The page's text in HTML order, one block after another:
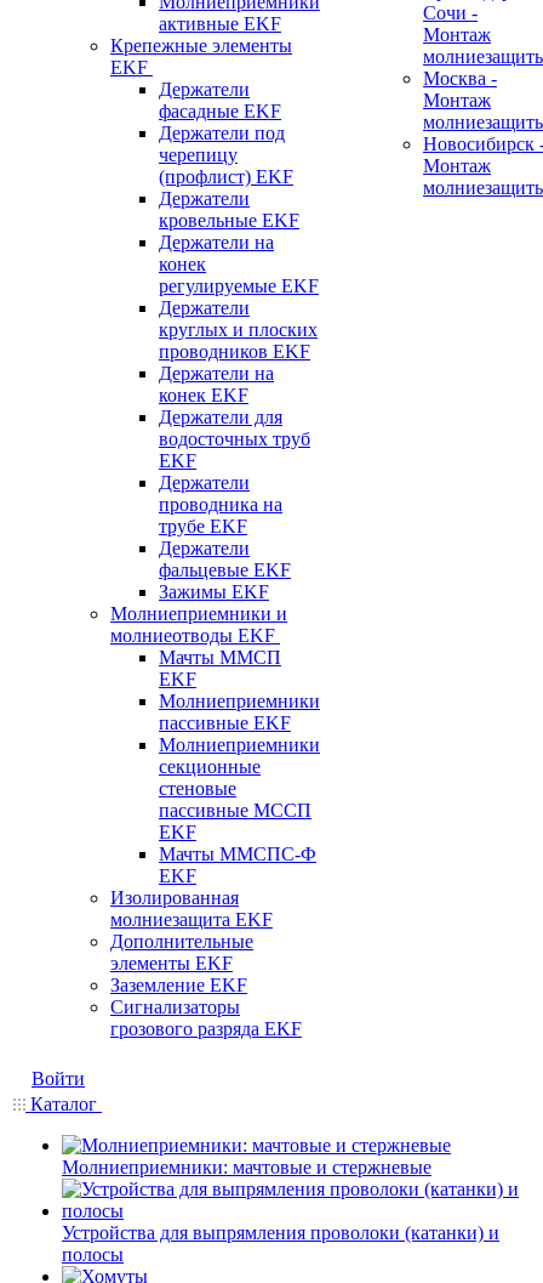
активные EKF
Крепежные элементы
EKF
Держатели
фасадные EKF
Держатели под
черепицу
(профлист) EKF
Держатели
кровельные EKF
Держатели на
конек
регулируемые EKF
Держатели
круглых и плоских
проводников EKF
Держатели на
конек EKF
Держатели для
водосточных труб
EKF
Держатели
проводника на
трубе EKF
Держатели
фальцевые EKF
Зажимы EKF
Молниеприемники и
молниеотводы EKF
Мачты ММСП
EKF
Молниеприемники
пассивные EKF
Молниеприемники
секционные
стеновые
пассивные МССП
EKF
Мачты ММСПС-Ф
EKF
Изолированная
молниезащита EKF
Дополнительные
элементы EKF
Заземление EKF
Сигнализаторы
грозового разряда EKF
Сочи -
Монтаж
Москва -
Монтаж
Новосибирск
Монтаж
Войти
Каталог
Молниеприемники: мачтовые и стержневые
Устройства для выпрямления проволоки (катанки) и
полосы